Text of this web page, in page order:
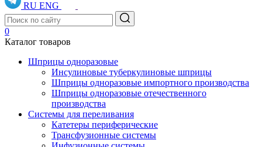
RU ENG
0
Каталог товаров
Шприцы одноразовые
Инсулиновые туберкулиновые шприцы
Шприцы одноразовые импортного производства
Шприцы одноразовые отечественного
производства
Системы для переливания
Катетеры периферические
Трансфузионные системы